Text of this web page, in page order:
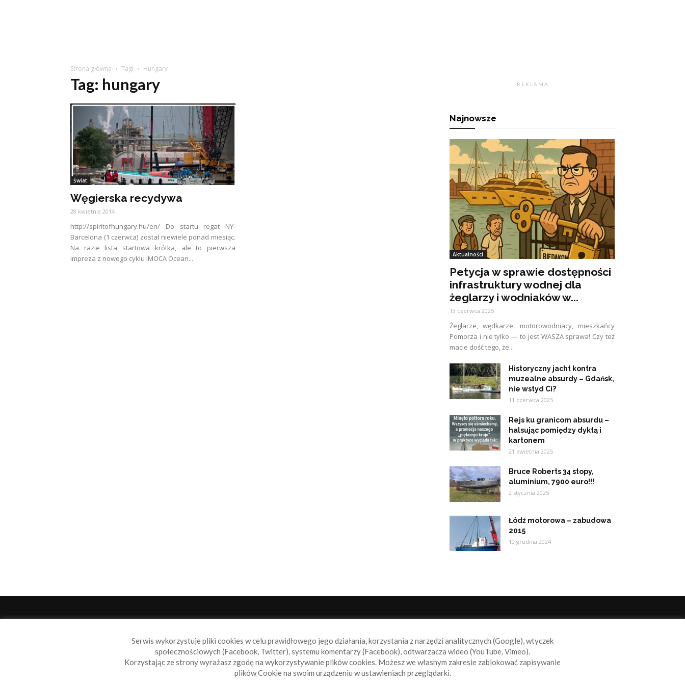
Strona główna Tagi Hungary
Tag: hungary
Świat
Węgierska recydywa
28 kwietnia 2014
http://spiritofhungary.hu/en/ Do startu regat NY-
Barcelona (1 czerwca) został niewiele ponad miesiąc.
Na razie lista startowa krótka, ale to pierwsza
impreza z nowego cyklu IMOCA Ocean...
R E K L A M A
Najnowsze
Aktualności
Petycja w sprawie dostępności
infrastruktury wodnej dla
żeglarzy i wodniaków w...
13 czerwca 2025
Żeglarze, wędkarze, motorowodniacy, mieszkańcy
Pomorza i nie tylko — to jest WASZA sprawa! Czy też
macie dość tego, że...
Historyczny jacht kontra
muzealne absurdy – Gdańsk,
nie wstyd Ci?
11 czerwca 2025
Rejs ku granicom absurdu –
halsując pomiędzy dyktą i
kartonem
21 kwietnia 2025
Bruce Roberts 34 stopy,
aluminium, 7900 euro!!!
2 stycznia 2025
Łódź motorowa – zabudowa
2015
10 grudnia 2024
Sailbook.pl to miejsce dla wszystkich, którzy szukają aktualnych
wiadomości ze świata żeglarstwa, świata motorowodniactwa i
nie tylko.
Serwis wykorzystuje pliki cookies w celu prawidłowego jego działania, korzystania z narzędzi analitycznych (Google), wtyczek
społecznościowych (Facebook, Twitter), systemu komentarzy (Facebook), odtwarzacza wideo (YouTube, Vimeo).
Korzystając ze strony wyrażasz zgodę na wykorzystywanie plików cookies. Możesz we własnym zakresie zablokować zapisywanie
plików Cookie na swoim urządzeniu w ustawieniach przeglądarki.